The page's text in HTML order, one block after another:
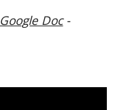
Google Doc-